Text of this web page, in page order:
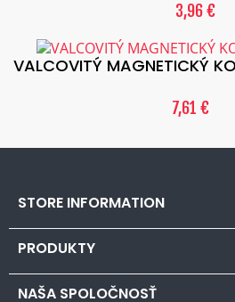
3,96 €
VALCOVITÝ MAGNETICKÝ
7,61 €
STORE INFORMATION
PRODUKTY
NAŠA SPOLOČNOSŤ